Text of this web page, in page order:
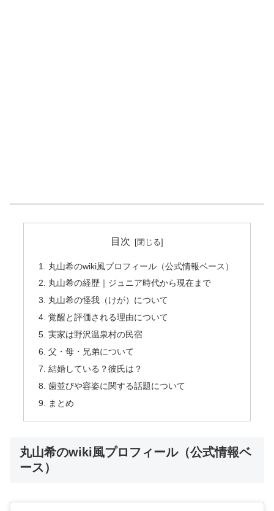
目次
丸山希のwiki風プロフィール（公式情報ベース）
丸山希の経歴｜ジュニア時代から現在まで
丸山希の怪我（けが）について
覚醒と評価される理由について
実家は野沢温泉村の民宿
父・母・兄弟について
結婚している？彼氏は？
歯並びや容姿に関する話題について
まとめ
丸山希のwiki風プロフィール（公式情報ベ
ース）